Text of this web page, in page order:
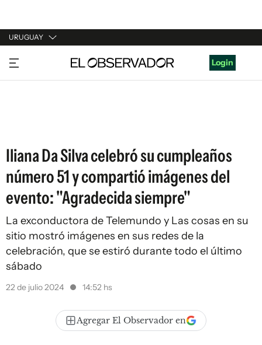
URUGUAY
URUGUAY
ARGENTINA
Login
Iliana Da Silva celebró su cumpleaños
número 51 y compartió imágenes del
evento: "Agradecida siempre"
La exconductora de Telemundo y Las cosas en su
sitio mostró imágenes en sus redes de la
celebración, que se estiró durante todo el último
sábado
22 de julio 2024 14:52 hs
Agregar El Observador en